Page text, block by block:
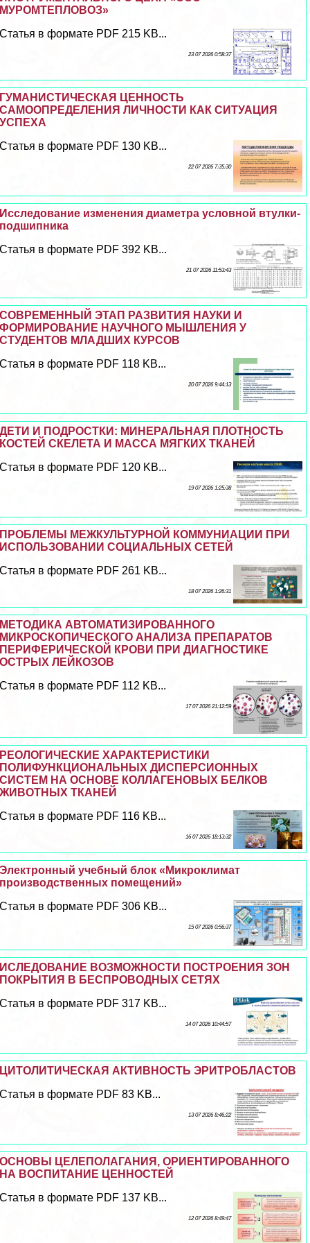
МУРОМТЕПЛОВОЗ»
Статья в формате PDF 215 KB...
23 07 2026 0:58:37
ГУМАНИСТИЧЕСКАЯ ЦЕННОСТЬ
САМООПРЕДЕЛЕНИЯ ЛИЧНОСТИ КАК СИТУАЦИЯ
УСПЕХА
Статья в формате PDF 130 KB...
22 07 2026 7:35:30
Исследование изменения диаметра условной втулки-
подшипника
Статья в формате PDF 392 KB...
21 07 2026 11:53:43
СОВРЕМЕННЫЙ ЭТАП РАЗВИТИЯ НАУКИ И
ФОРМИРОВАНИЕ НАУЧНОГО МЫШЛЕНИЯ У
СТУДЕНТОВ МЛАДШИХ КУРСОВ
Статья в формате PDF 118 KB...
20 07 2026 9:44:13
ДЕТИ И ПОДРОСТКИ: МИНЕРАЛЬНАЯ ПЛОТНОСТЬ
КОСТЕЙ СКЕЛЕТА И МАССА МЯГКИХ ТКАНЕЙ
Статья в формате PDF 120 KB...
19 07 2026 1:25:38
ПРОБЛЕМЫ МЕЖКУЛЬТУРНОЙ КОММУНИАЦИИ ПРИ
ИСПОЛЬЗОВАНИИ СОЦИАЛЬНЫХ СЕТЕЙ
Статья в формате PDF 261 KB...
18 07 2026 1:26:31
МЕТОДИКА АВТОМАТИЗИРОВАННОГО
МИКРОСКОПИЧЕСКОГО АНАЛИЗА ПРЕПАРАТОВ
ПЕРИФЕРИЧЕСКОЙ КРОВИ ПРИ ДИАГНОСТИКЕ
ОСТРЫХ ЛЕЙКОЗОВ
Статья в формате PDF 112 KB...
17 07 2026 21:12:59
РЕОЛОГИЧЕСКИЕ ХАРАКТЕРИСТИКИ
ПОЛИФУНКЦИОНАЛЬНЫХ ДИСПЕРСИОННЫХ
СИСТЕМ НА ОСНОВЕ КОЛЛАГЕНОВЫХ БЕЛКОВ
ЖИВОТНЫХ ТКАНЕЙ
Статья в формате PDF 116 KB...
16 07 2026 18:13:32
Электронный учебный блок «Микроклимат
производственных помещений»
Статья в формате PDF 306 KB...
15 07 2026 0:56:37
ИСЛЕДОВАНИЕ ВОЗМОЖНОСТИ ПОСТРОЕНИЯ ЗОН
ПОКРЫТИЯ В БЕСПРОВОДНЫХ СЕТЯХ
Статья в формате PDF 317 KB...
14 07 2026 10:44:57
ЦИТОЛИТИЧЕСКАЯ АКТИВНОСТЬ ЭРИТРОБЛАСТОВ
Статья в формате PDF 83 KB...
13 07 2026 8:46:22
ОСНОВЫ ЦЕЛЕПОЛАГАНИЯ, ОРИЕНТИРОВАННОГО
НА ВОСПИТАНИЕ ЦЕННОСТЕЙ
Статья в формате PDF 137 KB...
12 07 2026 8:49:47